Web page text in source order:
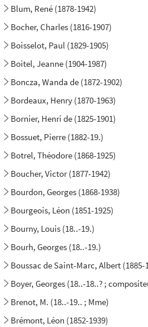
Blum, René (1878-1942)
Bocher, Charles (1816-1907)
Boisselot, Paul (1829-1905)
Boitel, Jeanne (1904-1987)
Boncza, Wanda de (1872-1902)
Bordeaux, Henry (1870-1963)
Bornier, Henri de (1825-1901)
Bossuet, Pierre (1882-19.)
Botrel, Théodore (1868-1925)
Boucher, Victor (1877-1942)
Bourdon, Georges (1868-1938)
Bourgeois, Léon (1851-1925)
Bourny, Louis (18..-19.)
Bourh, Georges (18..-19.)
Boussac de Saint-Marc, Albert (1885-
Boyer, Georges (18..-18..? ;
Brenot, M. (18..-19.. ; Mme)
Brémont, Léon (1852-1939)